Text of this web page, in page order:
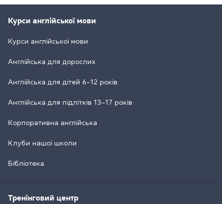
Курси англійської мови
Курси англійської мови
Англійська для дорослих
Англійська для дітей 6–12 років
Англійська для підлітків 13–17 років
Корпоративна англійська
Клуби нашої школи
Бібліотека
Тренінговий центр